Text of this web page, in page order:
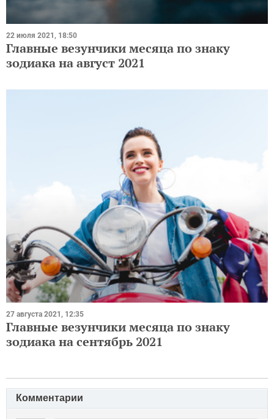
22 июля 2021, 18:50
Главные везунчики месяца по знаку
зодиака на август 2021
27 августа 2021, 12:35
Главные везунчики месяца по знаку
зодиака на сентябрь 2021
Комментарии